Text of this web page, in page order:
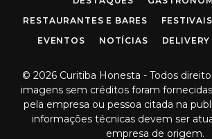
RESTAURANTES E BARES
FESTIVAIS
EVENTOS
NOTÍCIAS DELIVERY
© 2026 Curitiba Honesta - Todos
imagens sem créditos foram
pela empresa ou pessoa citada na
informações técnicas devem ser
empresa de origem.